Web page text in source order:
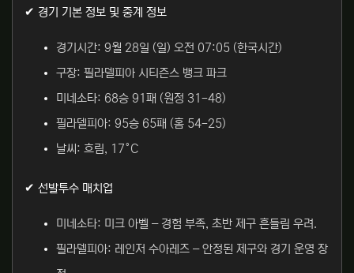
✔ 경기 기본 정보 및 중계 정보
경기시간: 9월 28일 (일) 오전 07:05 (한국시간)
구장: 필라델피아 시티즌스 뱅크 파크
미네소타: 68승 91패 (원정 31-48)
필라델피아: 95승 65패 (홈 54-25)
날씨: 흐림, 17°C
✔ 선발투수 매치업
미네소타: 미크 아벨 – 경험 부족, 초반 제구 흔들림 우려.
필라델피아: 레인저 수아레즈 – 안정된 제구와 경기 운영 장